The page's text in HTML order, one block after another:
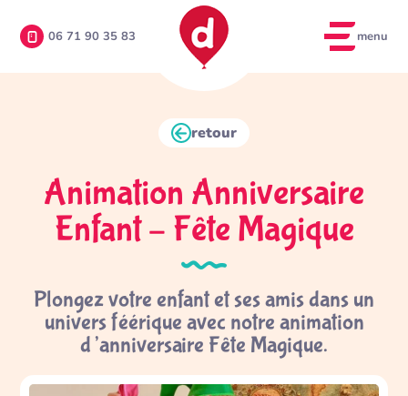
06 71 90 35 83 menu
retour
Animation Anniversaire
Enfant – Fête Magique
Plongez votre enfant et ses amis dans un
univers féérique avec notre animation
d’anniversaire Fête Magique.